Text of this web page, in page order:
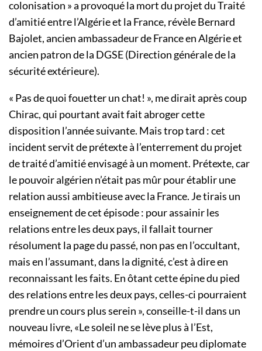
colonisation » a provoqué la mort du projet du Traité
d’amitié entre l’Algérie et la France, révèle Bernard
Bajolet, ancien ambassadeur de France en Algérie et
ancien patron de la DGSE (Direction générale de la
sécurité extérieure).
« Pas de quoi fouetter un chat! », me dirait après coup
Chirac, qui pourtant avait fait abroger cette
disposition l’année suivante. Mais trop tard : cet
incident servit de prétexte à l’enterrement du projet
de traité d’amitié envisagé à un moment. Prétexte, car
le pouvoir algérien n’était pas mûr pour établir une
relation aussi ambitieuse avec la France. Je tirais un
enseignement de cet épisode : pour assainir les
relations entre les deux pays, il fallait tourner
résolument la page du passé, non pas en l’occultant,
mais en l’assumant, dans la dignité, c’est à dire en
reconnaissant les faits. En ôtant cette épine du pied
des relations entre les deux pays, celles-ci pourraient
prendre un cours plus serein », conseille-t-il dans un
nouveau livre, «Le soleil ne se lève plus à l’Est,
mémoires d’Orient d’un ambassadeur peu diplomate